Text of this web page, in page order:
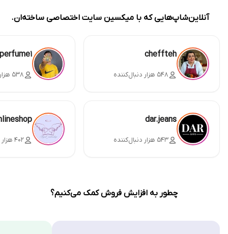
آنلاین‌شاپ‌هایی که با میکسین سایت اختصاصی ساخته‌ان.
cheffteh
۵۴۸ هزار دنبال‌کننده ۵۳۸ هزار دنبال‌کننده
dar.jeans
۵۴۳ هزار دنبال‌کننده ۴۰۲ هزار دنبال‌کننده
چطور به افزایش فروش کمک می‌کنیم؟